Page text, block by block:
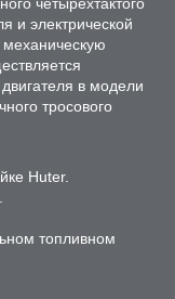
четырехтактого
и электрической
в модели
тросового
Huter.
топливном